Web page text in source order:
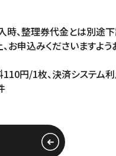
時、整理券代金とは別途
お申込みくださいますよう
110円/1枚、決済システム